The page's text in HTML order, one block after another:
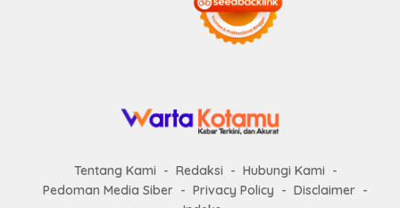
Tentang Kami Redaksi
Hubungi Kami
Pedoman Media Siber
Privacy Policy
Disclaimer